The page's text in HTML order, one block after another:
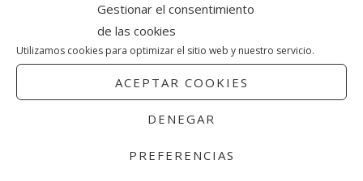
Gestionar el consentimiento
de las cookies
Utilizamos cookies para optimizar el sitio web y nuestro servicio.
ACEPTAR COOKIES
DENEGAR
PREFERENCIAS
laterales
dos para
optimizar la
relación
así como la